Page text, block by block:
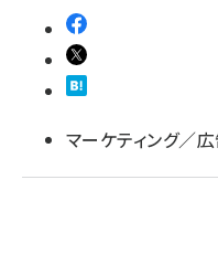
meo (1281)
llmo (1167)
マーケティング／